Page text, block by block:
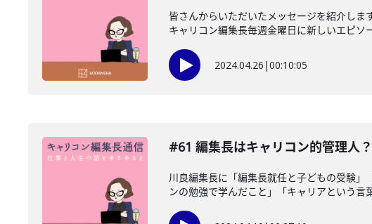
皆さんからいただいたメッセージを紹介し
キャリコン編集長毎週金曜日に新しいエピソ
2024.04.26 |00:10:05
#61 編集長はキャリコン的管理人
川良編集長に「編集長就任と子どもの受験
ンの勉強で学んだこと」「キャリアという言